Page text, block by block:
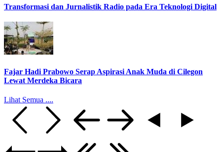
Transformasi dan Jurnalistik Radio pada Era Teknologi Digital
Fajar Hadi Prabowo Serap Aspirasi Anak Muda di Cilegon
Lewat Merdeka Bicara
Lihat Semua ....